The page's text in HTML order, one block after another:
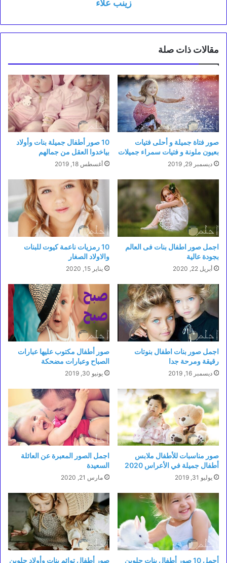
زينب علاء
مقالات ذات صلة
صور فتاة جميلة و أحلى فتيات
بعيون ملونة و فتيات سمراء جميلات
ديسمبر 29, 2019
10 صور أطفال جميلة بنات وأولاد
بياخدوا العقل من جمالهم
أغسطس 18, 2019
اجمل صور اطفال بنات فى العالم
بجودة عالية
أبريل 22, 2020
10 رمزيات ناعمة كيوت للبنات
والاولاد الصغار
يناير 15, 2020
اجمل صور بنات اطفال بنوتات
رقيقة ومرحة جدا
ديسمبر 16, 2019
صور أطفال مكتوب عليها عبارات
الصباح وعبارات مضحكة
يونيو 30, 2019
صور مناسبات للأطفال ملابس
أطفال جميلة في الأعراس 2020
يوليو 31, 2019
اجمل الصور المعبرة عن العائلة
السعيدة
مارس 21, 2020
أجمل 10 صور أطفال بنات حلوين صور أطفال توائم بنات وأولاد حلوين